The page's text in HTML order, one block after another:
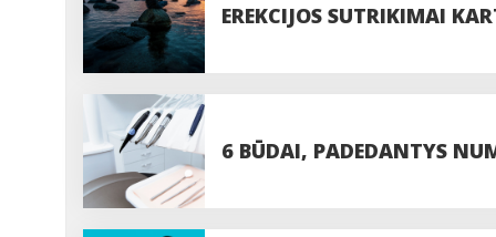
EREKCIJOS SUTRIKIMAI
6 BŪDAI, PADEDANTYS